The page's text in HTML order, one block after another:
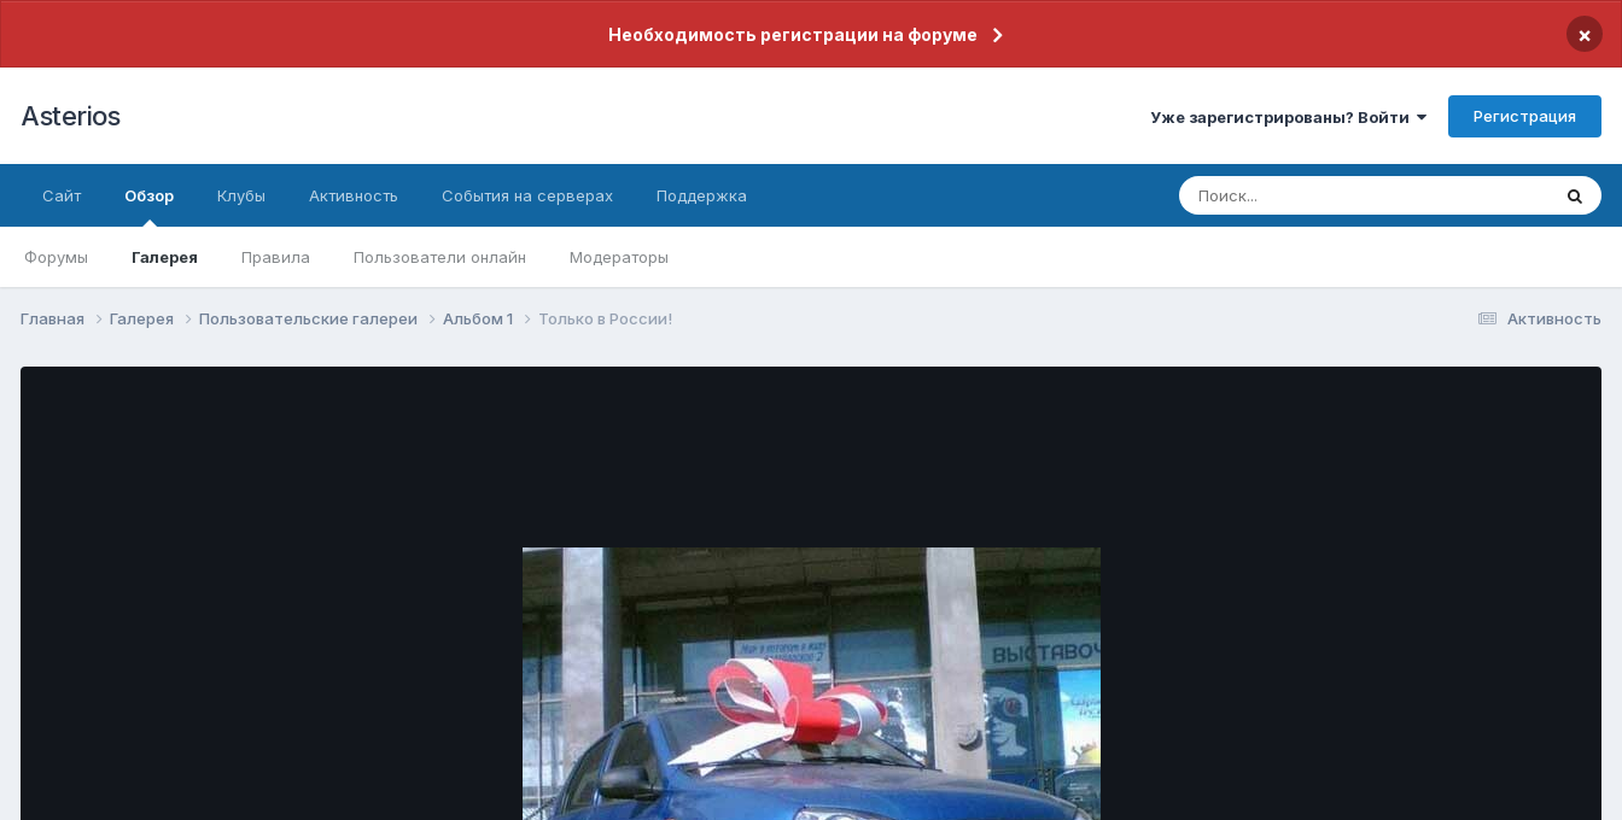
Необходимость регистрации на форуме ×
Asterios Уже зарегистрированы? Войти Регистрация
Сайт Обзор
Форумы Галерея Правила Пользователи онлайн Модераторы
Клубы Активность События на серверах Поддержка
Активность
Главная Галерея Пользовательские галереи Альбом 1 Только в России!